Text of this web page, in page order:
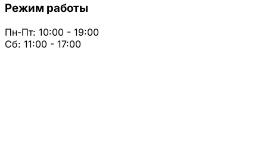
Режим работы
Пн-Пт: 10:00 - 19:00
Сб: 11:00 - 17:00